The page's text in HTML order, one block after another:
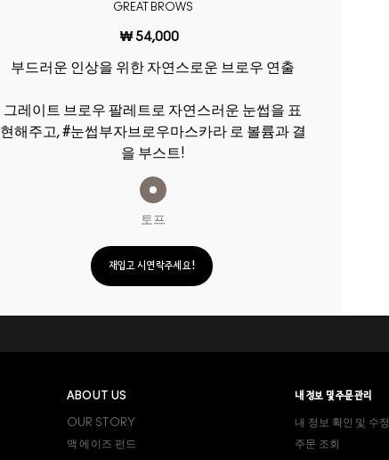
GREAT BROWS
₩ 54,000
부드러운 인상을 위한 자연스로운 브로우 연출
그레이트 브로우 팔레트로 자연스러운 눈썹을 표
현해주고, #눈썹부자브로우마스카라 로 볼륨과 결
을 부스트!
토프
재입고 시 연락주세요!
ABOUT US
OUR STORY
맥 에이즈 펀드
내 정보 및 주문관리
내 정보 확인 및 수정
주문 조회